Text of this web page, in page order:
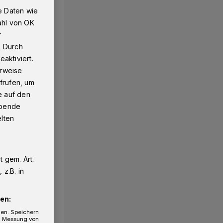
Daten wie
von OK
Durch
um
auf den
gem. Art.
z.B. in
Speichern
von